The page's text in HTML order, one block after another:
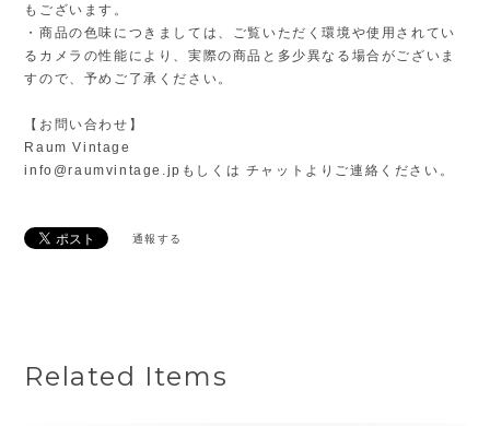
もございます。
・商品の色味につきましては、ご覧いただく環境や使用されてい
るカメラの性能により、実際の商品と多少異なる場合がございま
すので、予めご了承ください。
【お問い合わせ】
Raum Vintage
info@raumvintage.jp もしくは チャットよりご連絡ください。
通報する
Related Items